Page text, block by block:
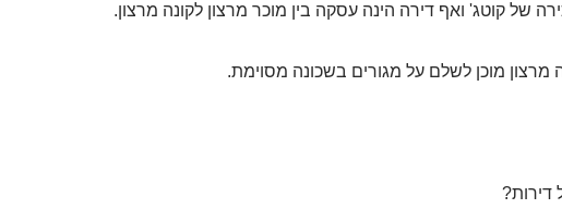
קוטג' ואף דירה הינה עסקה בין מוכר מרצון לקונה מרצון.
מוכן לשלם על מגורים בשכונה מסוימת.